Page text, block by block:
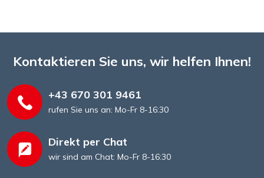
Kontaktieren Sie uns, wir helfen Ihnen!
+43 670 301 9461
rufen Sie uns an: Mo-Fr 8-16:30
Direkt per Chat
wir sind am Chat: Mo-Fr 8-16:30